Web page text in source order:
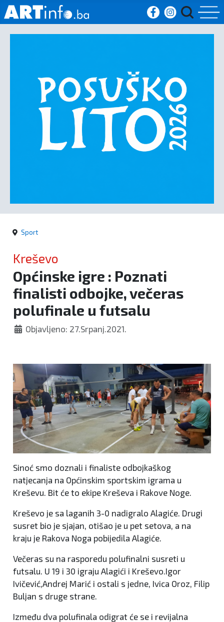
Sport
Kultura
Crna
Sport
Kreševo
Općinske igre : Poznati
finalisti odbojke, večeras
polufinale u futsalu
Objavljeno: 27.Srpanj.2021.
Sinoć smo doznali i finaliste odbojkaškog
natjecanja na Općinskim sportskim igrama u
Kreševu. Bit će to ekipe Kreševa i Rakove Noge.
Kreševo je sa laganih 3-0 nadigralo Alagiće. Drugi
susret bio je sjajan, otišao je u pet setova, a na
kraju je Rakova Noga pobijedila Alagiće.
Večeras su na rasporedu polufinalni susreti u
futsalu. U 19 i 30 igraju Alagići i Kreševo.Igor
Ivičević,Andrej Marić i ostali s jedne, Ivica Oroz, Filip
Buljan s druge strane.
Između dva polufinala odigrat će se i revijalna